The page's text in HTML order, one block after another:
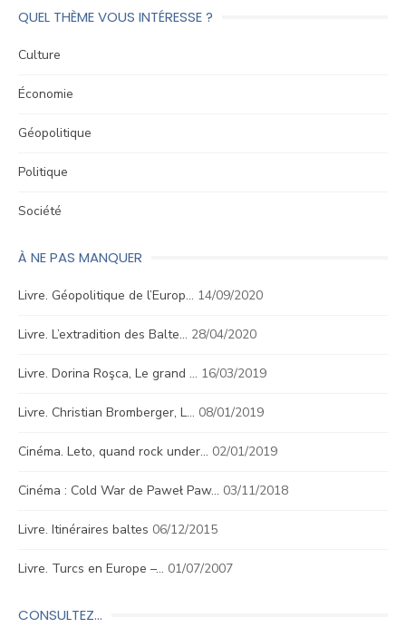
QUEL THÈME VOUS INTÉRESSE ?
Culture
Économie
Géopolitique
Politique
Société
À NE PAS MANQUER
Livre. Géopolitique de l’Europ… 14/09/2020
Livre. L’extradition des Balte… 28/04/2020
Livre. Dorina Roşca, Le grand … 16/03/2019
Livre. Christian Bromberger, L… 08/01/2019
Cinéma. Leto, quand rock under… 02/01/2019
Cinéma : Cold War de Paweł Paw… 03/11/2018
Livre. Itinéraires baltes 06/12/2015
Livre. Turcs en Europe –… 01/07/2007
CONSULTEZ…